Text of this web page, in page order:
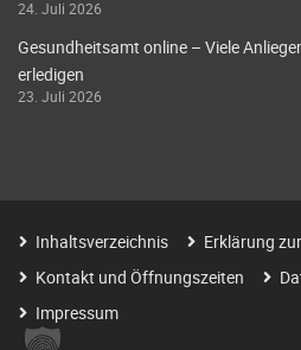
24. Juli 2026
Gesundheitsamt online – Viele
erledigen
23. Juli 2026
Inhaltsverzeichnis
Erklärung
Kontakt und Öffnungszeiten
Impressum